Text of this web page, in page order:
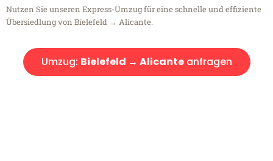
Nutzen Sie unseren Express-Umzug für eine schnelle und effiziente
Übersiedlung von Bielefeld → Alicante.
Umzug: Bielefeld → Alicanteanfragen